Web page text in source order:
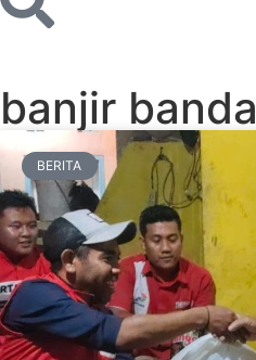
banjir
BERITA